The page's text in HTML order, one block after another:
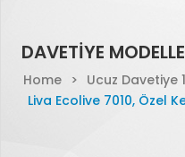
DAVETIYE
Home > Ucuz Davetiye
Liva Ecolive 7010, Özel